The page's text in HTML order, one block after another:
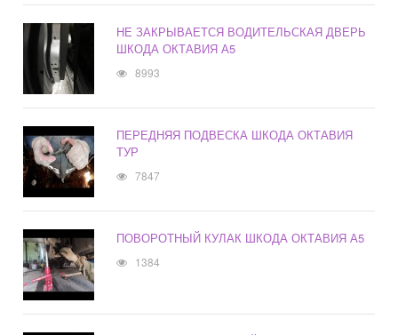
НЕ ЗАКРЫВАЕТСЯ ВОДИТЕЛЬСКАЯ ДВЕРЬ
ШКОДА ОКТАВИЯ А5
8993
ПЕРЕДНЯЯ ПОДВЕСКА ШКОДА ОКТАВИЯ
ТУР
7847
ПОВОРОТНЫЙ КУЛАК ШКОДА ОКТАВИЯ А5
1384